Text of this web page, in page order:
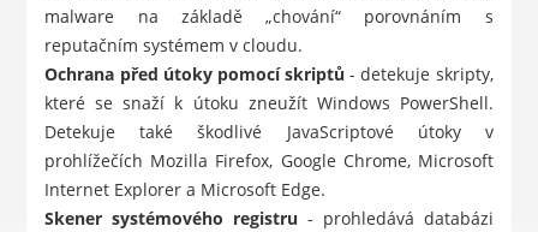
malware na základě „chování“ porovnáním s
reputačním systémem v cloudu.
Ochrana před útoky pomocí skriptů - detekuje skripty,
které se snaží k útoku zneužít Windows PowerShell.
Detekuje také škodlivé JavaScriptové útoky v
prohlížečích Mozilla Firefox, Google Chrome, Microsoft
Internet Explorer a Microsoft Edge.
Skener systémového registru - prohledává databázi